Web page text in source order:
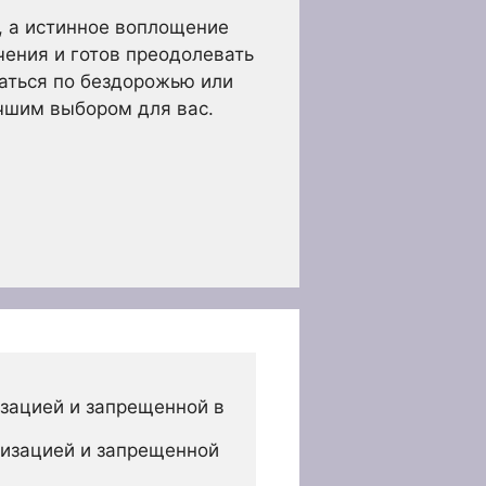
а истинное воплощение
и готов преодолевать
по бездорожью или
выбором для вас.
и запрещенной в
и запрещенной